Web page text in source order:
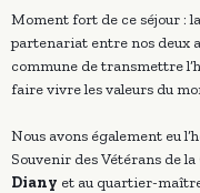
Moment fort de ce séjour :
partenariat entre nos deux
commune de transmettre
faire vivre les valeurs du
Nous avons également eu
Souvenir des Vétérans de
Diany et au quartier-